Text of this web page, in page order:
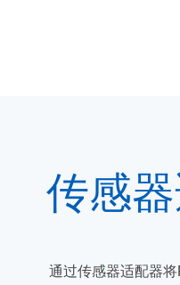
传感
通过传感器适配器